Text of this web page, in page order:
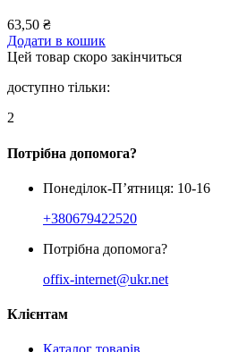
63,50 ₴
Додати в кошик
Цей товар скоро закінчиться
доступно тільки:
2
Потрібна допомога?
Понеділок-П’ятниця: 10-16
+380679422520
Потрібна допомога?
offix-internet@ukr.net
Клієнтам